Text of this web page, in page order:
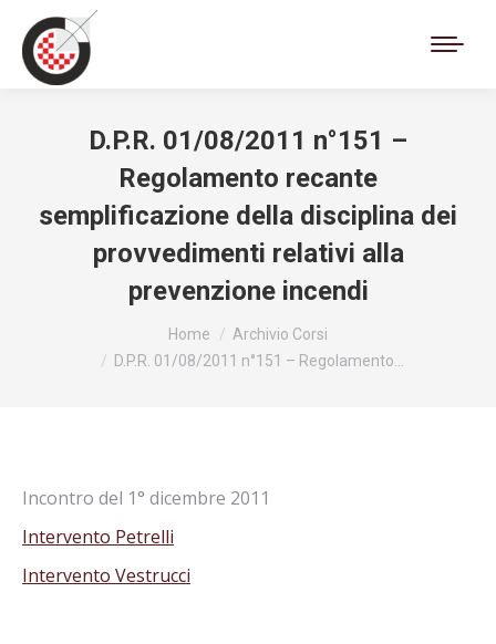
D.P.R. 01/08/2011 n°151 –
Regolamento recante
semplificazione della disciplina dei
provvedimenti relativi alla
prevenzione incendi
Home
Archivio Corsi
D.P.R. 01/08/2011 n°151 – Regolamento…
Incontro del 1° dicembre 2011
Intervento Petrelli
Intervento Vestrucci